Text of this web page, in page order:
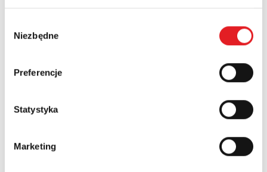
zgody
Niezbędne
Preferencje
Statystyka
Marketing
Country:
Contents: *